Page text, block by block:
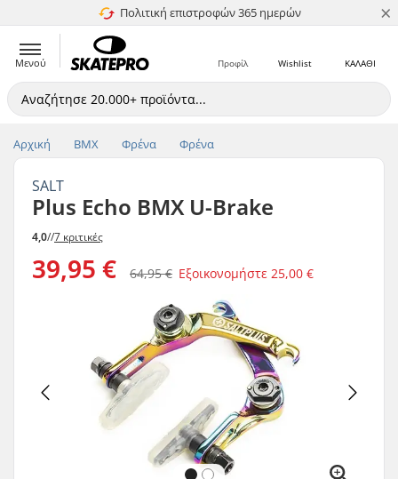
Πολιτική επιστροφών 365 ημερών
4.8 στα 5 ×
Μενού ΚΑΛΑΘΙ
Wishlist
Προφίλ
Αρχική BMX Φρένα Φρένα
SALT
Plus Echo BMX U-Brake
4,0//7 κριτικές
39,95 € 64,95 € Εξοικονομήστε 25,00 €